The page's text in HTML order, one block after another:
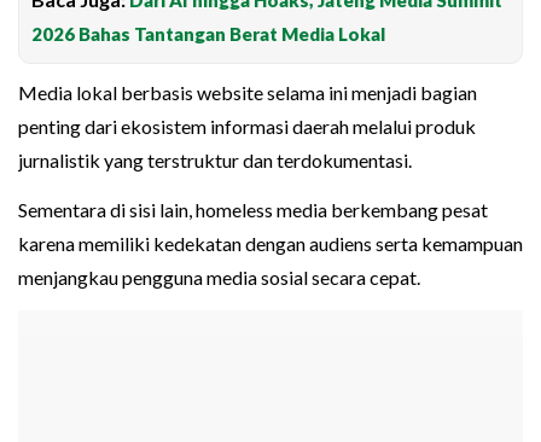
2026 Bahas Tantangan Berat Media Lokal
Media lokal berbasis website selama ini menjadi bagian
penting dari ekosistem informasi daerah melalui produk
jurnalistik yang terstruktur dan terdokumentasi.
Sementara di sisi lain, homeless media berkembang pesat
karena memiliki kedekatan dengan audiens serta kemampuan
menjangkau pengguna media sosial secara cepat.